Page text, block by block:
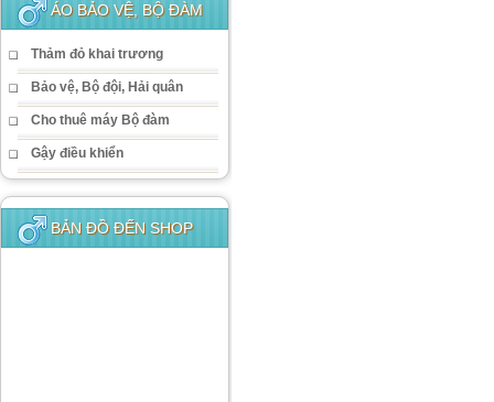
ÁO BẢO VỆ, BỘ ĐÀM
Thảm đỏ khai trương
Bảo vệ, Bộ đội, Hải quân
Cho thuê máy Bộ đàm
Gậy điều khiển
BẢN ĐỒ ĐẾN SHOP